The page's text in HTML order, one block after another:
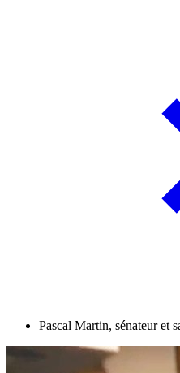
Pascal Martin, sénateur et